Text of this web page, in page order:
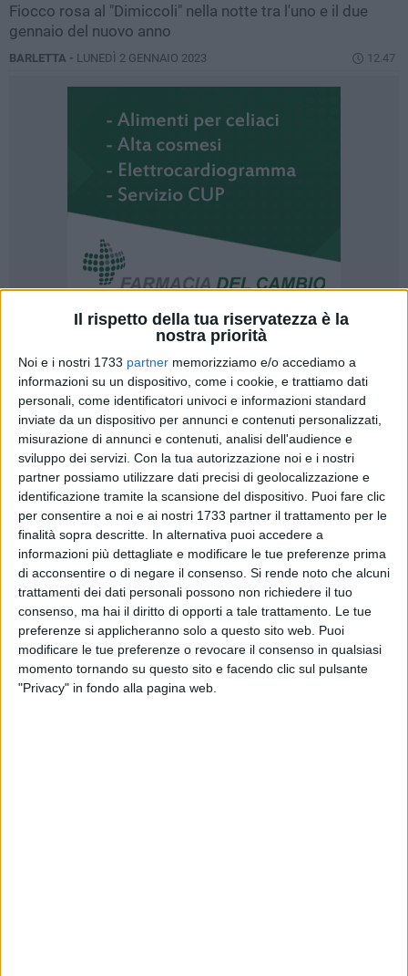
Il rispetto della tua riservatezza è la
nostra priorità
Noi e i nostri 1733 partner memorizziamo e/o accediamo a
informazioni su un dispositivo, come i cookie, e trattiamo dati
personali, come identificatori univoci e informazioni standard
inviate da un dispositivo per annunci e contenuti personalizzati,
misurazione di annunci e contenuti, analisi dell'audience e
sviluppo dei servizi. Con la tua autorizzazione noi e i nostri
partner possiamo utilizzare dati precisi di geolocalizzazione e
identificazione tramite la scansione del dispositivo. Puoi fare clic
per consentire a noi e ai nostri 1733 partner il trattamento per le
finalità sopra descritte. In alternativa puoi accedere a
informazioni più dettagliate e modificare le tue preferenze prima
di acconsentire o di negare il consenso. Si rende noto che alcuni
trattamenti dei dati personali possono non richiedere il tuo
consenso, ma hai il diritto di opporti a tale trattamento. Le tue
preferenze si applicheranno solo a questo sito web. Puoi
modificare le tue preferenze o revocare il consenso in qualsiasi
momento tornando su questo sito e facendo clic sul pulsante
"Privacy" in fondo alla pagina web.
Fiocco rosa al "Dimiccoli" nella notte tra l'uno e il due
gennaio del nuovo anno
BARLETTA - LUNEDÌ 2 GENNAIO 2023 12.47
Nella notte tra l'uno e il due gennaio 2023, all'ospedale
Dimiccoli di Barletta, nella unità operativa di Ostetricia e
Ginecologia diretta da Pietro Lalli, è nata Dalila: alle 3.19 le
hanno dato il benvenuto al mondo anche le sorelle Giorgia e
Sofia. La bimba pesa 2500 gr per 50 centimetri ed è nata
con parto spontaneo. La mamma Alessandra, residente a
Trinitapoli, sta bene.
Il primo nato nella nostra provincia però è un piccolo
andriese: si chiama Gabriele, pesa 3070 grammi, è alto 48
centimetri ed è un primogenito. E' nato alle 22.45 del primo
gennaio con parto spontaneo nella unità operativa di
Ostetricia e Ginecologia dell'ospedale Bonomo di Andria